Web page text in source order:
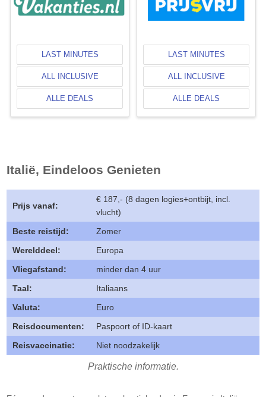
LAST MINUTES
ALL INCLUSIVE
ALLE DEALS
LAST MINUTES
ALL INCLUSIVE
ALLE DEALS
Italië, Eindeloos Genieten
Prijs vanaf:
€ 187,- (8 dagen logies+ontbijt, incl.
vlucht)
Beste reistijd:
Zomer
Werelddeel:
Europa
Vliegafstand:
minder dan 4 uur
Taal:
Italiaans
Valuta:
Euro
Reisdocumenten:
Paspoort of ID-kaart
Reisvaccinatie:
Niet noodzakelijk
Praktische informatie.